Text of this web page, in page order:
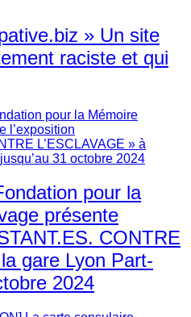
» Un site
raciste et qui
pour la
présente
CONTRE
gare Lyon Part-
2024